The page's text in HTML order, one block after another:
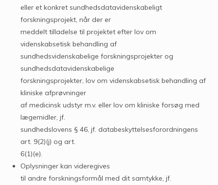
eller et konkret sundhedsdatavidenskabeligt
forskningsprojekt, når der er
meddelt tilladelse til projektet efter lov om
videnskabsetisk behandling af
sundhedsvidenskabelige forskningsprojekter og
sundhedsdatavidenskabelige
forskningsprojekter, lov om videnskabsetisk behandling af
kliniske afprøvninger
af medicinsk udstyr m.v. eller lov om kliniske forsøg med
lægemidler, jf.
sundhedslovens § 46, jf. databeskyttelsesforordningens
art. 9(2)(j) og art.
6(1)(e).
Oplysninger kan videregives
til andre forskningsformål med dit samtykke, jf.